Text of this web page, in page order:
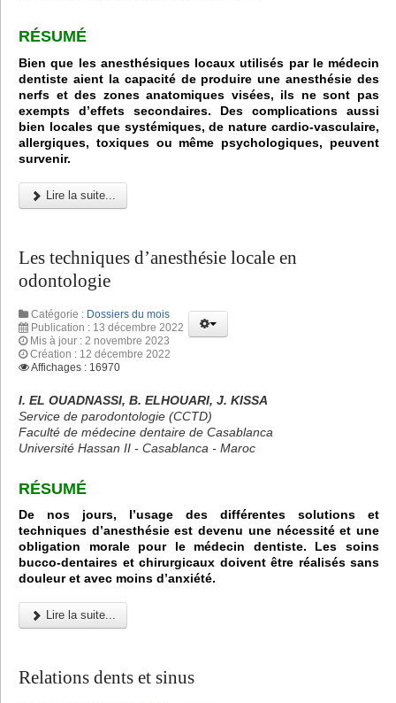
RÉSUMÉ
Bien que les anesthésiques locaux utilisés par le médecin
dentiste aient la capacité de produire une anesthésie des
nerfs et des zones anatomiques visées, ils ne sont pas
exempts d’effets secondaires. Des complications aussi
bien locales que systémiques, de nature cardio-vasculaire,
allergiques, toxiques ou même psychologiques, peuvent
survenir.
Lire la suite...
Les techniques d’anesthésie locale en
odontologie
Catégorie : Dossiers du mois
Publication : 13 décembre 2022
Mis à jour : 2 novembre 2023
Création : 12 décembre 2022
Affichages : 16970
I. EL OUADNASSI, B. ELHOUARI, J. KISSA
Service de parodontologie (CCTD)
Faculté de médecine dentaire de Casablanca
Université Hassan II - Casablanca - Maroc
RÉSUMÉ
De nos jours, l’usage des différentes solutions et
techniques d’anesthésie est devenu une nécessité et une
obligation morale pour le médecin dentiste. Les soins
bucco-dentaires et chirurgicaux doivent être réalisés sans
douleur et avec moins d’anxiété.
Lire la suite...
Relations dents et sinus